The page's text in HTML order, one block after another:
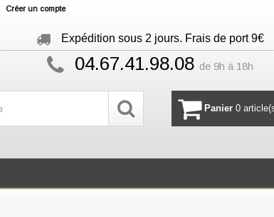
Créer un compte
Expédition sous 2 jours. Frais de port 9€
04.67.41.98.08 de 9h à 18h
Panier 0